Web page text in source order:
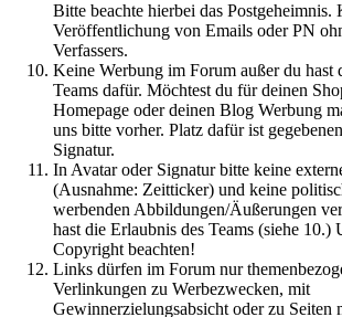
Bitte beachte hierbei das Postgeheimnis.
Veröffentlichung von Emails oder PN
Verfassers.
Keine Werbung im Forum außer du hast
Teams dafür. Möchtest du für deinen
Homepage oder deinen Blog Werbung
uns bitte vorher. Platz dafür ist
Signatur.
In Avatar oder Signatur bitte keine
(Ausnahme: Zeitticker) und keine
werbenden Abbildungen/Äußerungen
hast die Erlaubnis des Teams (siehe 10.)
Copyright beachten!
Links dürfen im Forum nur
Verlinkungen zu Werbezwecken, mit
Gewinnerzielungsabsicht oder zu Seiten